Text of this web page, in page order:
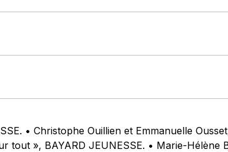
• Christophe Ouillien et Emmanuelle
tout », BAYARD JEUNESSE. • Marie-Hélène